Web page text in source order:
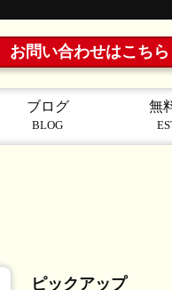
お問い合わせはこちら
ブログ
BLOG
無
ピックアップ